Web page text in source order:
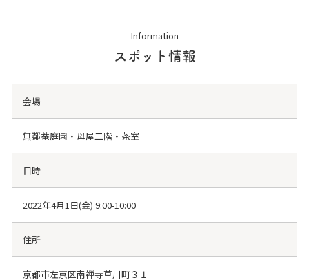
Information
スポット情報
会場
無鄰菴庭園・母屋二階・茶室
日時
2022年4月1日(金) 9:00-10:00
住所
京都市左京区南禅寺草川町３１